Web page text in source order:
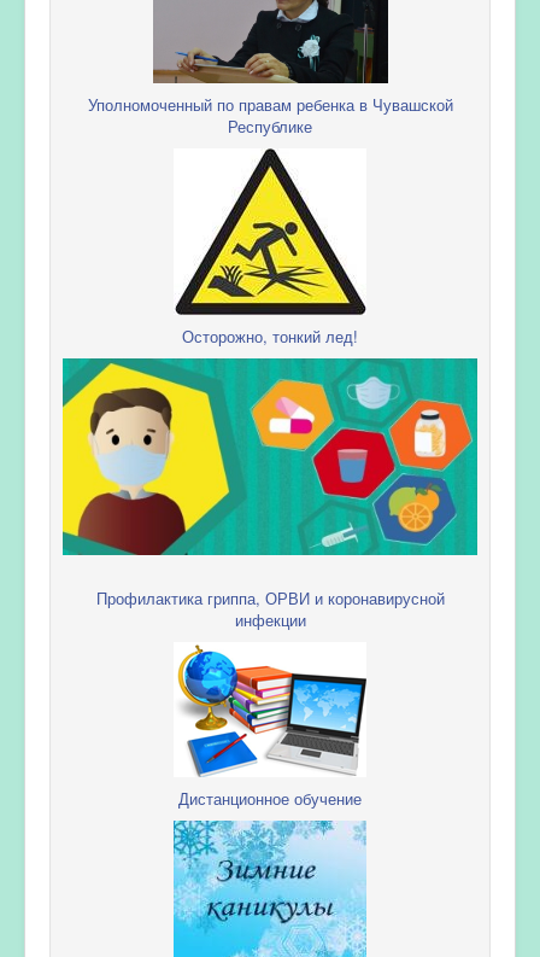
Уполномоченный по правам ребенка в Чувашской
Республике
Осторожно, тонкий лед!
Профилактика гриппа, ОРВИ и коронавирусной
инфекции
Дистанционное обучение